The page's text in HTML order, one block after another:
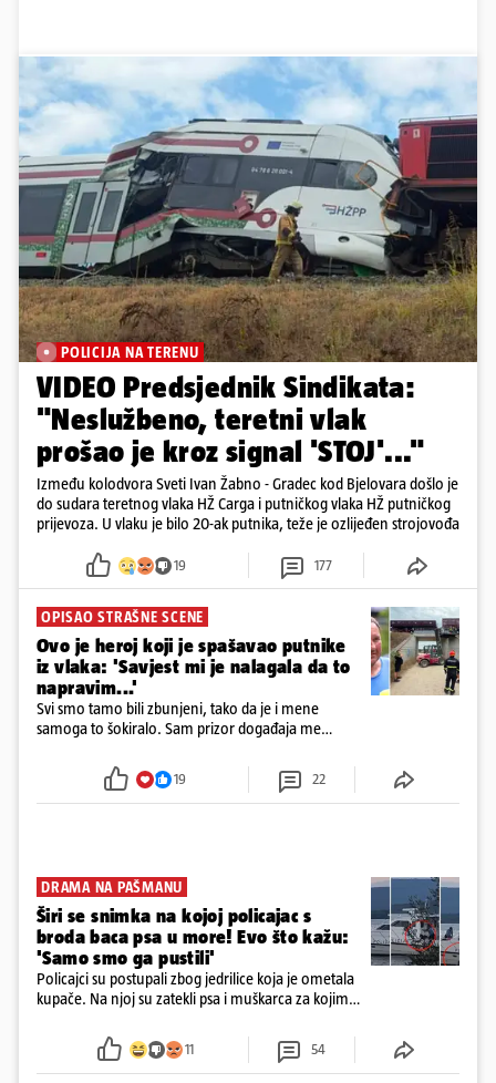
POLICIJA NA TERENU
VIDEO Predsjednik Sindikata:
"Neslužbeno, teretni vlak
prošao je kroz signal 'STOJ'..."
Između kolodvora Sveti Ivan Žabno - Gradec kod Bjelovara došlo je
do sudara teretnog vlaka HŽ Carga i putničkog vlaka HŽ putničkog
prijevoza. U vlaku je bilo 20-ak putnika, teže je ozlijeđen strojovođa
19 177
OPISAO STRAŠNE SCENE
Ovo je heroj koji je spašavao putnike
iz vlaka: 'Savjest mi je nalagala da to
napravim...'
Svi smo tamo bili zbunjeni, tako da je i mene
samoga to šokiralo. Sam prizor događaja me
19 22
DRAMA NA PAŠMANU
Širi se snimka na kojoj policajac s
broda baca psa u more! Evo što kažu:
'Samo smo ga pustili'
Policajci su postupali zbog jedrilice koja je ometala
kupače. Na njoj su zatekli psa i muškarca za kojim
ga uhitili, a psa je preuzeo komunalni redar
11 54